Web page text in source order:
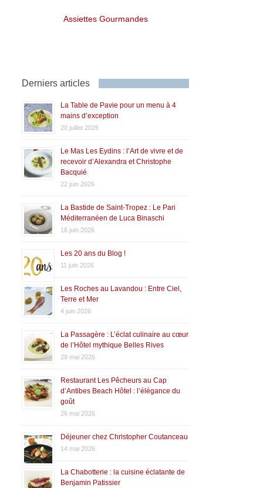
Assiettes Gourmandes
Derniers articles
La Table de Pavie pour un menu à 4
mains d’exception
20 juillet 2026
Le Mas Les Eydins : l’Art de vivre et de
recevoir d’Alexandra et Christophe
Bacquié
22 juin 2026
La Bastide de Saint-Tropez : Le Pari
Méditerranéen de Luca Binaschi
16 juin 2026
Les 20 ans du Blog !
11 juin 2026
Les Roches au Lavandou : Entre Ciel,
Terre et Mer
4 juin 2026
La Passagère : L’éclat culinaire au cœur
de l’Hôtel mythique Belles Rives
29 mai 2026
Restaurant Les Pêcheurs au Cap
d’Antibes Beach Hôtel : l’élégance du
goût
26 mai 2026
Déjeuner chez Christopher Coutanceau
14 mai 2026
La Chabotterie : la cuisine éclatante de
Benjamin Patissier